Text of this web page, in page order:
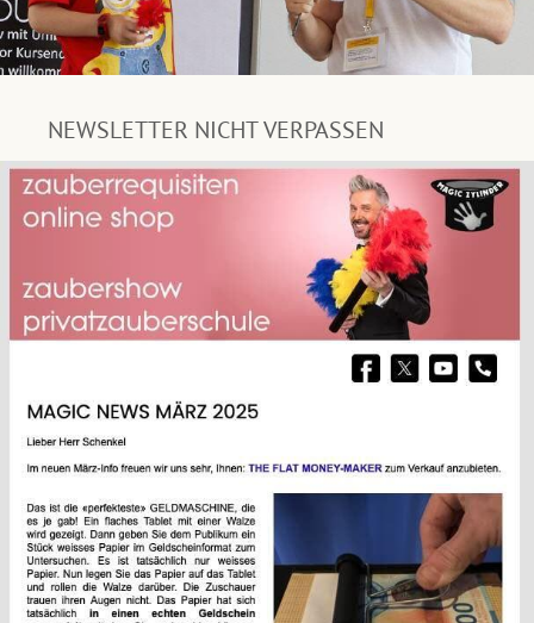
NEWSLETTER NICHT VERPASSEN